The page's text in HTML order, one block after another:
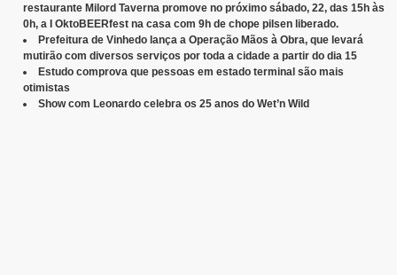
restaurante Milord Taverna promove no próximo sábado, 22, das 15h às
0h, a I OktoBEERfest na casa com 9h de chope pilsen liberado.
Prefeitura de Vinhedo lança a Operação Mãos à Obra, que levará
mutirão com diversos serviços por toda a cidade a partir do dia 15
Estudo comprova que pessoas em estado terminal são mais
otimistas
Show com Leonardo celebra os 25 anos do Wet’n Wild